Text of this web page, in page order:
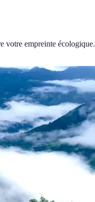
votre empreinte écologique.